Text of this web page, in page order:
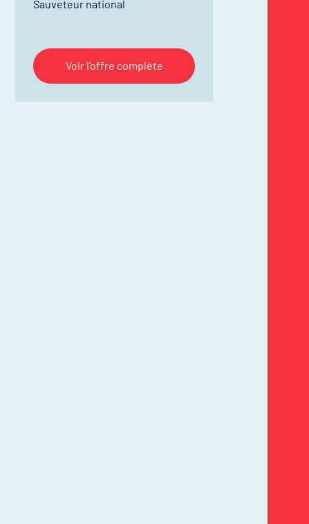
Sauveteur national
Voir l'offre complète